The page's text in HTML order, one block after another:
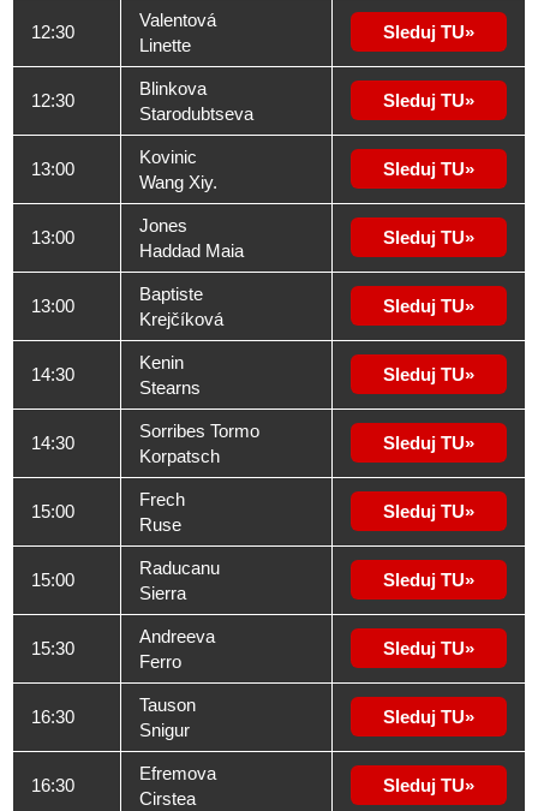
12:30
Valentová
Linette
Sleduj TU
12:30
Blinkova
Starodubtseva
Sleduj TU
13:00
Kovinic
Wang Xiy.
Sleduj TU
13:00
Jones
Haddad Maia
Sleduj TU
13:00
Baptiste
Krejčíková
Sleduj TU
14:30
Kenin
Stearns
Sleduj TU
14:30
Sorribes Tormo
Korpatsch
Sleduj TU
15:00
Frech
Ruse
Sleduj TU
15:00
Raducanu
Sierra
Sleduj TU
15:30
Andreeva
Ferro
Sleduj TU
16:30
Tauson
Snigur
Sleduj TU
16:30
Efremova
Cirstea
Sleduj TU